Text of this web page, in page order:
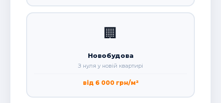
🏢
Новобудова
З нуля у новій квартирі
від 6 000 грн/м²